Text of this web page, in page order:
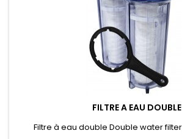
FILTRE A EAU DOUBLE